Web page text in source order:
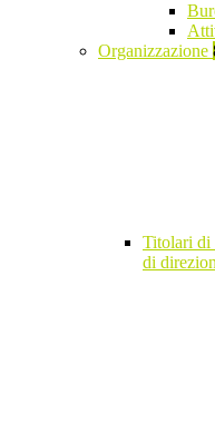
Organizzazione
Titolari di
di